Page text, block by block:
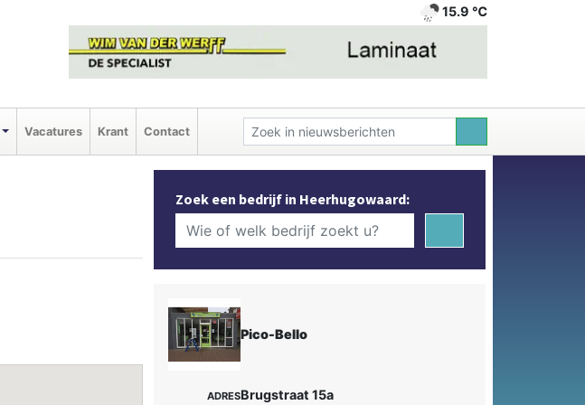
15.9 ℃
Vacatures Krant Contact
Zoek een bedrijf in Heerhugowaard:
Pico-Bello
ADRESBrugstraat 15a